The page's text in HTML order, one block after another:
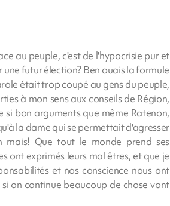
au peuple, c'est de l'hypocrisie pur et
une futur élection? Ben ouais la formule
était trop coupé au gens du peuple,
à mon sens aux conseils de Région,
bon arguments que même Ratenon,
la dame qui se permettait d'agresser
Que tout le monde prend ses
ont exprimés leurs mal êtres, et que je
et nos conscience nous ont
on continue beaucoup de chose vont